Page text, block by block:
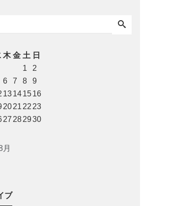
月
木 金 土 日
1
2
6 7 8
9
13141516
2021 22 23
27 282930
ブ